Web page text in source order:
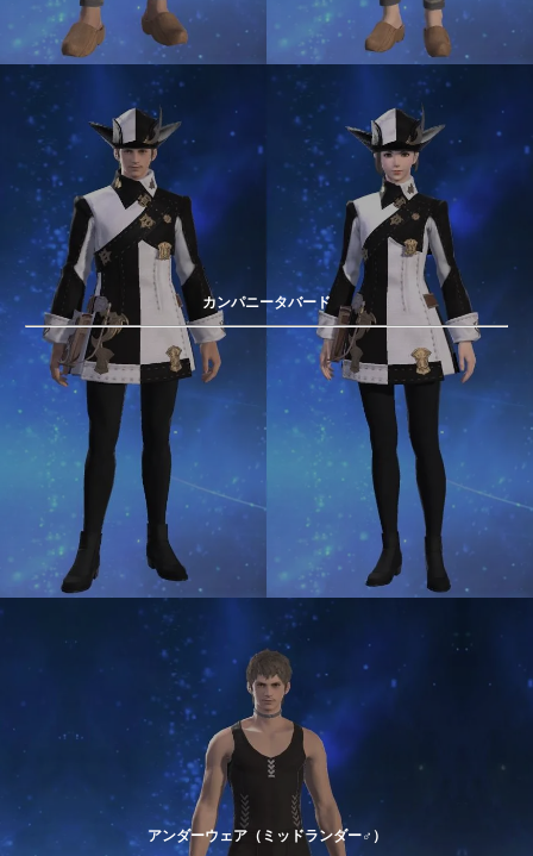
カンパニータバード
アンダーウェア（ミッドランダー♂）